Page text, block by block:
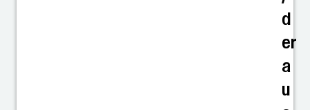
d
er
a
u